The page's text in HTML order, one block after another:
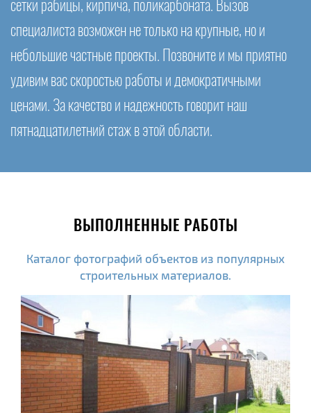
сетки рабицы, кирпича, поликарбоната. Вызов
специалиста возможен не только на крупные, но и
небольшие частные проекты. Позвоните и мы приятно
удивим вас скоростью работы и демократичными
ценами. За качество и надежность говорит наш
пятнадцатилетний стаж в этой области.
ВЫПОЛНЕННЫЕ РАБОТЫ
Каталог фотографий объектов из популярных
строительных материалов.